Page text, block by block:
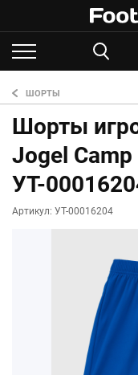
ШОРТЫ
Шорты
Jogel Camp
УТ-
Артикул: УТ-00016204